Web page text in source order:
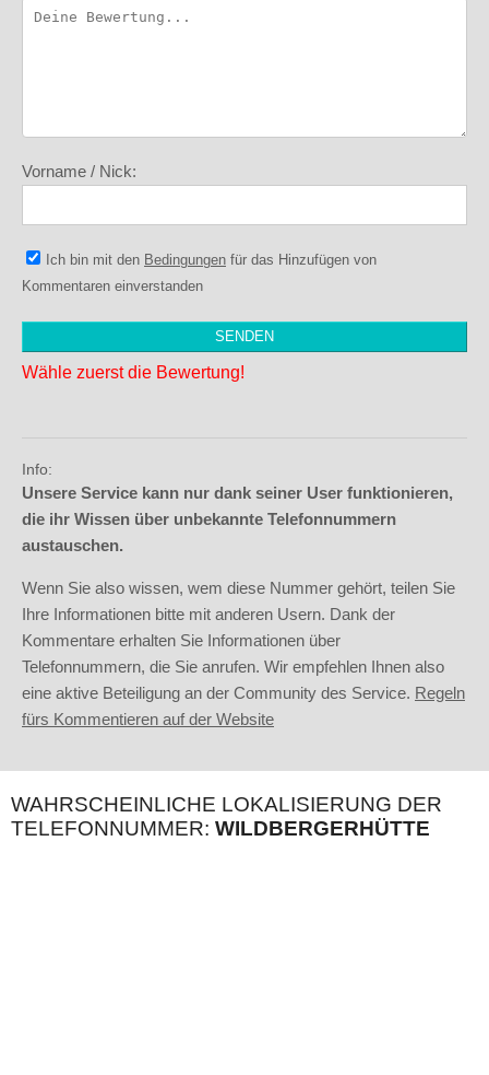
Vorname / Nick:
Ich bin mit den Bedingungen für das Hinzufügen von
Kommentaren einverstanden
Wähle zuerst die Bewertung!
Info:
Unsere Service kann nur dank seiner User funktionieren,
die ihr Wissen über unbekannte Telefonnummern
austauschen.
Wenn Sie also wissen, wem diese Nummer gehört, teilen Sie
Ihre Informationen bitte mit anderen Usern. Dank der
Kommentare erhalten Sie Informationen über
Telefonnummern, die Sie anrufen. Wir empfehlen Ihnen also
eine aktive Beteiligung an der Community des Service. Regeln
fürs Kommentieren auf der Website
WAHRSCHEINLICHE LOKALISIERUNG DER
TELEFONNUMMER: WILDBERGERHÜTTE